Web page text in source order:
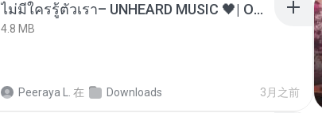
ไม่มีใครรู้ตัวเรา– UNHEARD MUSIC 🖤| Official Lyric Video | เพลงสู้ชีวิต
4.8 MB
Peeraya L. 在 Downloads 3月之前